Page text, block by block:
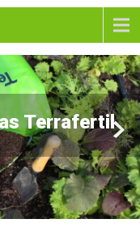
Terrafertil